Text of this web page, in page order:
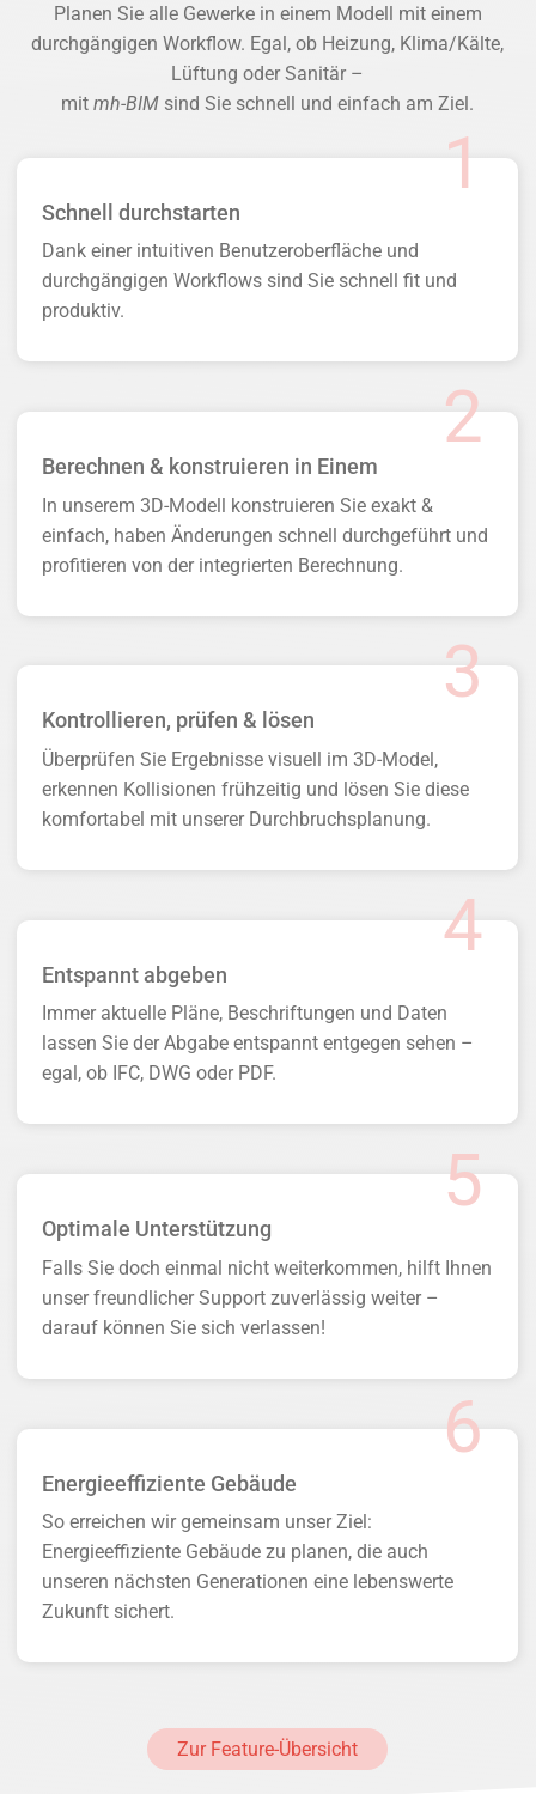
Planen Sie alle Gewerke in einem Modell mit einem
durchgängigen Workflow. Egal, ob Heizung, Klima/Kälte,
Lüftung oder Sanitär –
mitmh-BIM sind Sie schnell und einfach am Ziel.
Schnell durchstarten
Dank einer intuitiven Benutzeroberfläche und
durchgängigen Workflows sind Sie schnell fit und
produktiv.
Berechnen & konstruieren in Einem
In unserem 3D-Modell konstruieren Sie exakt &
einfach, haben Änderungen schnell durchgeführt und
profitieren von der integrierten Berechnung.
Kontrollieren, prüfen & lösen
Überprüfen Sie Ergebnisse visuell im 3D-Model,
erkennen Kollisionen frühzeitig und lösen Sie diese
komfortabel mit unserer Durchbruchsplanung.
Entspannt abgeben
Immer aktuelle Pläne, Beschriftungen und Daten
lassen Sie der Abgabe entspannt entgegen sehen –
egal, ob IFC, DWG oder PDF.
Optimale Unterstützung
Falls Sie doch einmal nicht weiterkommen, hilft Ihnen
unser freundlicher Support zuverlässig weiter –
darauf können Sie sich verlassen!
Energieeffiziente Gebäude
So erreichen wir gemeinsam unser Ziel:
Energieeffiziente Gebäude zu planen, die auch
unseren nächsten Generationen eine lebenswerte
Zukunft sichert.
Zur Feature-Übersicht